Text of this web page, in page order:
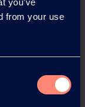
you’ve
from your use